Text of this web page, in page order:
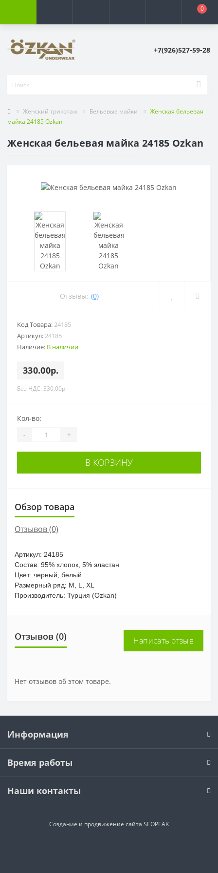
0
+7(926)527-59-28
Женский трикотаж Бельевые майки
Женская бельевая
майка 24185 Ozkan
Женская бельевая майка 24185 Ozkan
Отзывы: (0)
Код Товара:24185
Артикул:24185
Наличие: В наличии
330.00р.
Без НДС: 330.00р.
Кол-во:
- +
В КОРЗИНУ
Обзор товара
Отзывов (0)
Артикул: 24185
Состав: 95% хлопок, 5% эластан
Цвет: черный, белый
Размерный ряд: M, L, XL
Производитель: Турция (Ozkan)
Отзывов (0) Написать отзыв
Нет отзывов об этом товаре.
Информация
Время работы
Наши контакты
Создание и продвижение сайта SEOPEAK